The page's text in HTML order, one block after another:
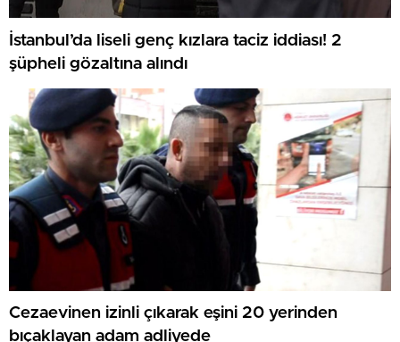
İstanbul’da liseli genç kızlara taciz iddiası! 2
şüpheli gözaltına alındı
Cezaevinen izinli çıkarak eşini 20 yerinden
bıçaklayan adam adliyede